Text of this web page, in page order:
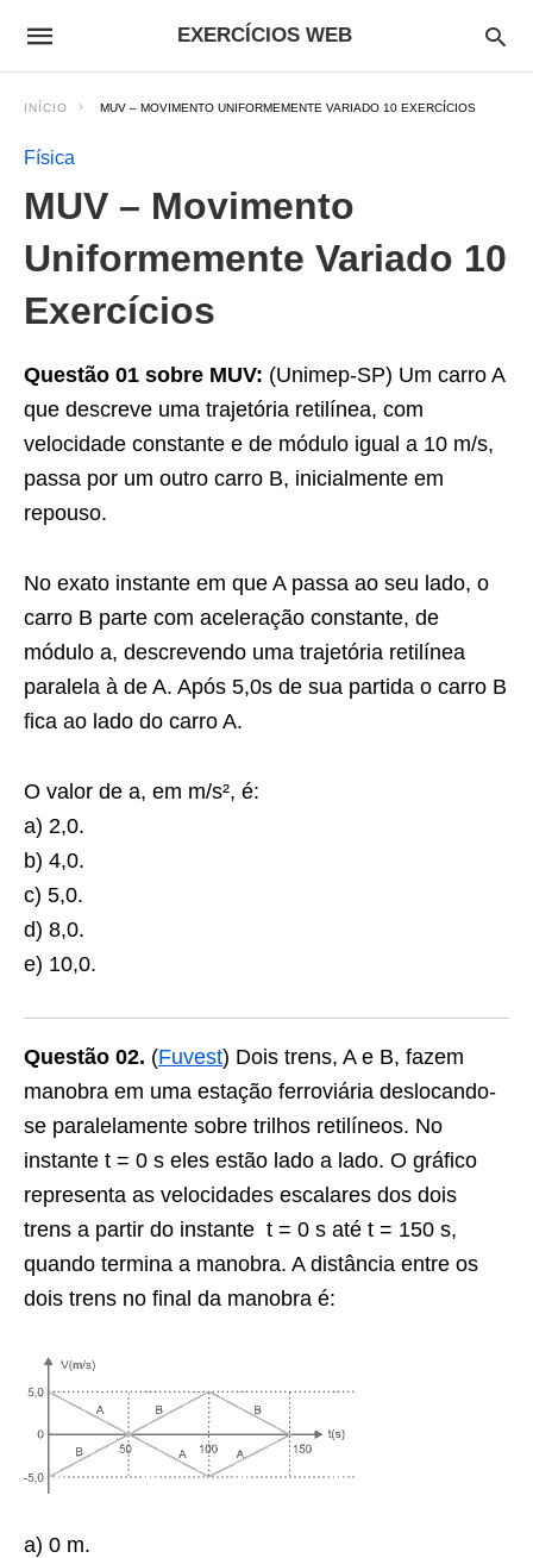
EXERCÍCIOS WEB
INÍCIO MUV – MOVIMENTO UNIFORMEMENTE VARIADO 10 EXERCÍCIOS
Física
MUV – Movimento
Uniformemente Variado 10
Exercícios
Questão 01 sobre MUV: (Unimep-SP) Um carro A
que descreve uma trajetória retilínea, com
velocidade constante e de módulo igual a 10 m/s,
passa por um outro carro B, inicialmente em
repouso.
No exato instante em que A passa ao seu lado, o
carro B parte com aceleração constante, de
módulo a, descrevendo uma trajetória retilínea
paralela à de A. Após 5,0s de sua partida o carro B
fica ao lado do carro A.
O valor de a, em m/s², é:
a) 2,0.
b) 4,0.
c) 5,0.
d) 8,0.
e) 10,0.
Questão 02. (Fuvest) Dois trens, A e B, fazem
manobra em uma estação ferroviária deslocando-
se paralelamente sobre trilhos retilíneos. No
instante t = 0 s eles estão lado a lado. O gráfico
representa as velocidades escalares dos dois
trens a partir do instante t = 0 s até t = 150 s,
quando termina a manobra. A distância entre os
dois trens no final da manobra é:
a) 0 m.